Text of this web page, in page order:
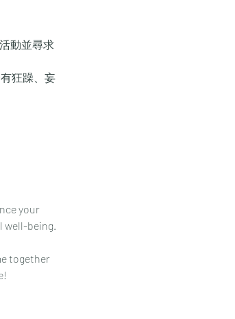
動並尋求
狂躁、妄
your
well-being.
together